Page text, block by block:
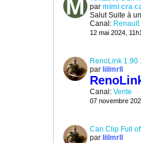
par mimi cra
SalutSuite à
Canal:
12 mai 2024,
RenoLink 1.90
par liilmrll
Canal: Vente
07 novembre
Can Clip Full
par liilmrll